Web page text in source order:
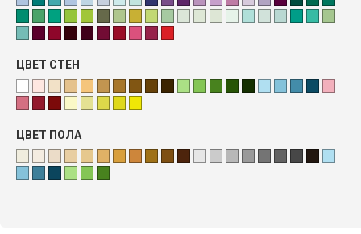
ЦВЕТ СТЕН
ЦВЕТ ПОЛА